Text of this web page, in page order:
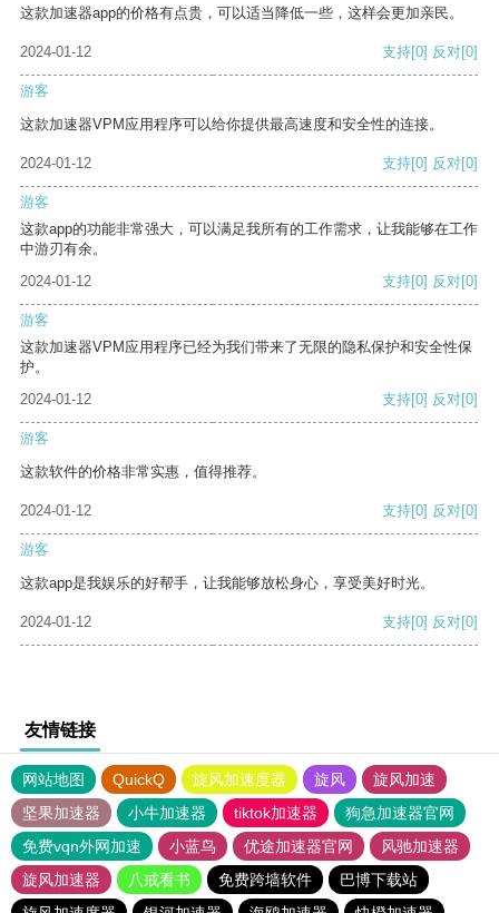
这款加速器app的价格有点贵，可以适当降低一些，这样会更加亲民。
2024-01-12 支持[0] 反对[0]
游客
这款加速器VPM应用程序可以给你提供最高速度和安全性的连接。
2024-01-12 支持[0] 反对[0]
游客
这款app的功能非常强大，可以满足我所有的工作需求，让我能够在工作
中游刃有余。
2024-01-12
支持[0] 反对[0]
游客
这款加速器VPM应用程序已经为我们带来了无限的隐私保护和安全性保
护。
2024-01-12
支持[0] 反对[0]
游客
这款软件的价格非常实惠，值得推荐。
2024-01-12 支持[0] 反对[0]
游客
这款app是我娱乐的好帮手，让我能够放松身心，享受美好时光。
2024-01-12 支持[0] 反对[0]
友情链接
网站地图 QuickQ 旋风加速度器 旋风
旋风加速
坚果加速器
小牛加速器 tiktok加速器
狗急加速器官网
免费vqn外网加速
小蓝鸟 优途加速器官网
风驰加速器
旋风加速器
八戒看书 免费跨墙软件
巴博下载站